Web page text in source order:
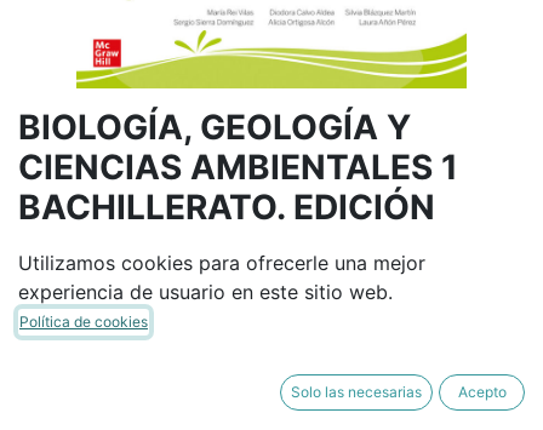
BIOLOGÍA, GEOLOGÍA Y
CIENCIAS AMBIENTALES 1
BACHILLERATO. EDICIÓN
LOMLOE
MCGRAW HILL 9788448627942
(8448627946)
IVA Incluido
Utilizamos cookies para ofrecerle una mejor
experiencia de usuario en este sitio web.
Política de cookies
Solo las necesarias Acepto